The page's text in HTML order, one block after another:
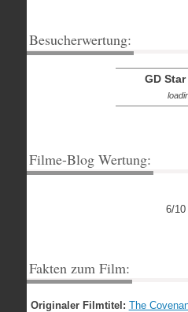
Besucherwertung:
GD
Filme-Blog Wertung:
6/10
Fakten zum Film:
Originaler Filmtitel: The